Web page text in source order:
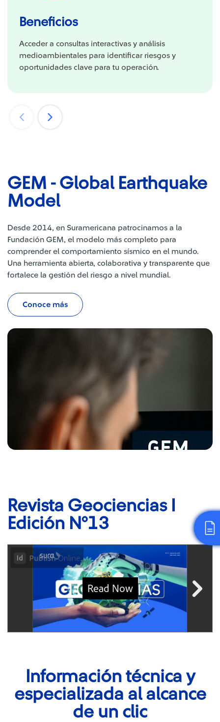
Beneficios
Acceder a consultas interactivas y análisis
medioambientales para identificar riesgos y
oportunidades clave para tu operación.
GEM - Global Earthquake
Model
Desde 2014, en Suramericana patrocinamos a la
Fundación GEM, el modelo más completo para
comprender el comportamiento sísmico en el mundo.
Una herramienta abierta, colaborativa y transparente que
fortalece la gestión del riesgo a nivel mundial.
Conoce más
Revista Geociencias I
Edición N°13
Información técnica y
especializada al alcance
de un clic